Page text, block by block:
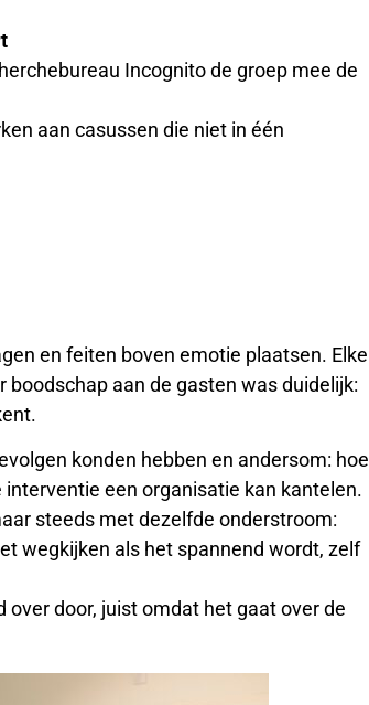
Incognito de groep mee de
aan casussen die niet in één
en feiten boven emotie plaatsen. Elke
aan de gasten was duidelijk:
konden hebben en andersom: hoe
een organisatie kan kantelen.
steeds met dezelfde onderstroom:
wegkijken als het spannend wordt, zelf
over door, juist omdat het gaat over de